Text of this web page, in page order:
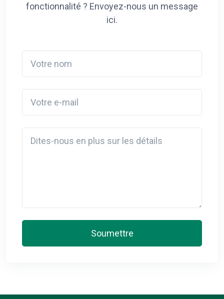
fonctionnalité ? Envoyez-nous un message
ici.
Soumettre